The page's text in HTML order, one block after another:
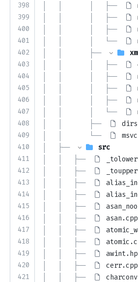
398
399
400
401
402
403
404
405
406
407
408
409
410
411
412
413
414
415
416
417
418
419
420
421
│   │       │   ├──
│   │       │   ├──
│   │       │   ├──
│   │       │   └──
│   │       ├──
│   │       │   ├──
│   │       │   ├──
│   │       │   ├──
│   │       │   ├──
│   │       │   └──
│   │       ├──
│   │       └──
│   ├──
src
│   │   ├──
│   │   ├──
│   │   ├──
│   │   ├──
│   │   ├──
│   │   ├──
asan.cpp
│   │   ├──
│   │   ├──
│   │   ├──
│   │   ├──
cerr.cpp
│   │   ├──